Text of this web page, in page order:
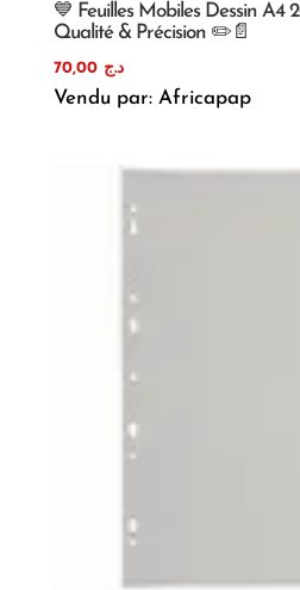
💙 Feuilles Mobiles Dessin A4
Qualité & Précision ✏️📄
د.ج 70,00
Vendu par: Africapap